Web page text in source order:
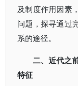
及制度作用因素
问题，探寻通过
系的途径。
二、近代之
特征